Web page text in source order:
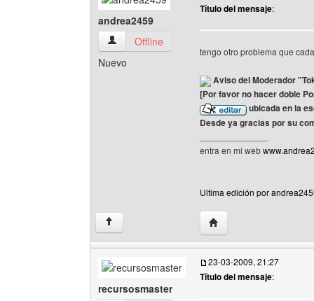
andrea2459
andrea2459 Ver perfil del usuario
Offline
Nuevo
Título del mensaje:
tengo otro problema que
Aviso del Moderador
[Por favor no hacer doble
ubicada en la
Desde ya gracias por su
entra en mi web
Ultima edición por
↑ Visitar sitio web del
recursosmaster
23-03-2009, 21:27
Título del mensaje: